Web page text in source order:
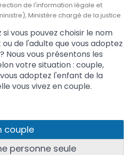
de l'information légale et
Ministère chargé de la justice
vous pouvez choisir le nom
de l'adulte que vous adoptez
Nous vous présentons les
votre situation : couple,
adoptez l'enfant de la
vous vivez en couple.
couple
personne seule